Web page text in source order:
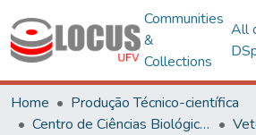
Communities
&
Collections
All
Home
Produção Técnico-científica
Centro de Ciências Biológicas e da Saúde